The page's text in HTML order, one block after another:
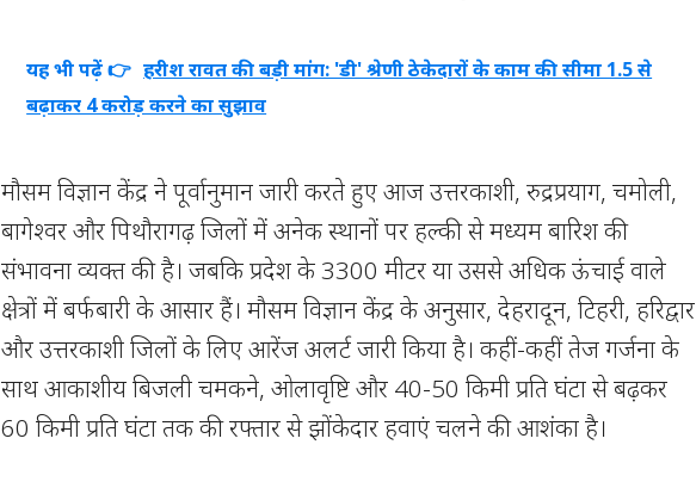
यह भी पढ़ें 👉 हरीश रावत की बड़ी मांग: 'डी' श्रेणी ठेकेदारों के काम की सीमा 1.5 से
बढ़ाकर 4 करोड़ करने का सुझाव
मौसम विज्ञान केंद्र ने पूर्वानुमान जारी करते हुए आज उत्तरकाशी, रुद्रप्रयाग, चमोली,
बागेश्वर और पिथौरागढ़ जिलों में अनेक स्थानों पर हल्की से मध्यम बारिश की
संभावना व्यक्त की है। जबकि प्रदेश के 3300 मीटर या उससे अधिक ऊंचाई वाले
क्षेत्रों में बर्फबारी के आसार हैं। मौसम विज्ञान केंद्र के अनुसार, देहरादून, टिहरी, हरिद्वार
और उत्तरकाशी जिलों के लिए आरेंज अलर्ट जारी किया है। कहीं-कहीं तेज गर्जना के
साथ आकाशीय बिजली चमकने, ओलावृष्टि और 40-50 किमी प्रति घंटा से बढ़कर
60 किमी प्रति घंटा तक की रफ्तार से झोंकेदार हवाएं चलने की आशंका है।